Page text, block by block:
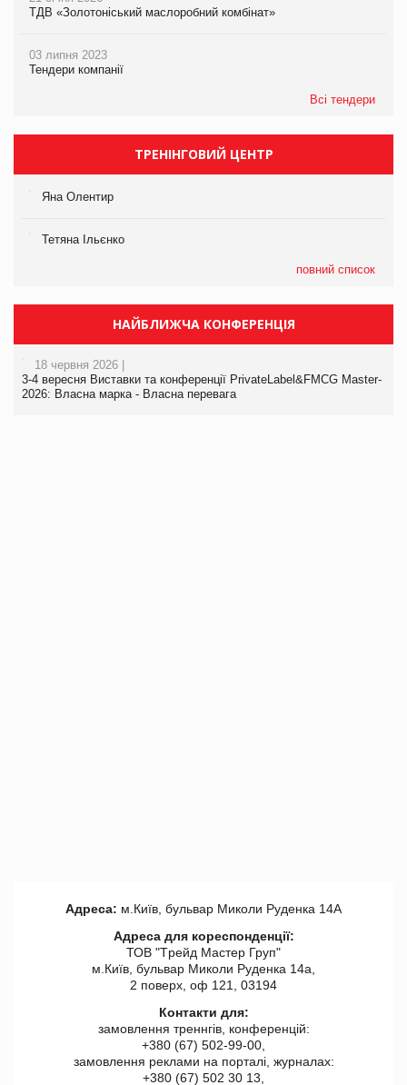
ТДВ «Золотоніський маслоробний комбінат»
03 липня 2023
Тендери компанії
Всі тендери
ТРЕНІНГОВИЙ ЦЕНТР
Яна Олентир
Тетяна Ільєнко
повний список
НАЙБЛИЖЧА КОНФЕРЕНЦІЯ
18 червня 2026 |
3-4 вересня Виставки та конференції PrivateLabel&FMCG Master-
2026: Власна марка - Власна перевага
Адреса: м.Київ, бульвар Миколи Руденка 14А
Адреса для кореспонденції:
ТОВ "Tрейд Мастер Груп"
м.Київ, бульвар Миколи Руденка 14а,
2 поверх, оф 121, 03194
Контакти для:
замовлення треннгів, конференцій:
+380 (67) 502-99-00,
замовлення реклами на порталі, журналах:
+380 (67) 502 30 13,